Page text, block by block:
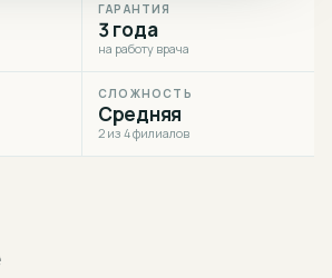
ГАРАНТИЯ
3 года
на работу врача
СЛОЖНОСТЬ
Средняя
2 из 4 филиалов